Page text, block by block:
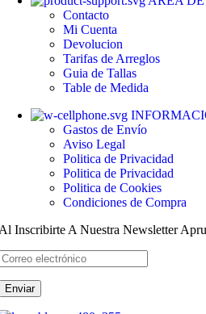
Contacto
Mi Cuenta
Devolucion
Tarifas de Arreglos
Guia de Tallas
Table de Medida
Gastos de Envío
Aviso Legal
Politica de Privacidad
Politica de Privacidad
Politica de Cookies
Condiciones de Compra
Inscribirte A Nuestra Newsletter